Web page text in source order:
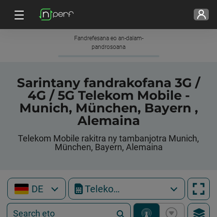
Fandrefesana eo an-dalam-
pandrosoana
Sarintany fandrakofana 3G /
4G / 5G Telekom Mobile -
Munich, München, Bayern ,
Alemaina
Telekom Mobile rakitra ny tambanjotra Munich,
München, Bayern, Alemaina
DE Telekom Mobile